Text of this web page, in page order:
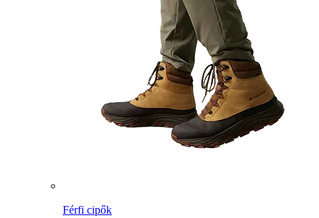
Férfi cipők